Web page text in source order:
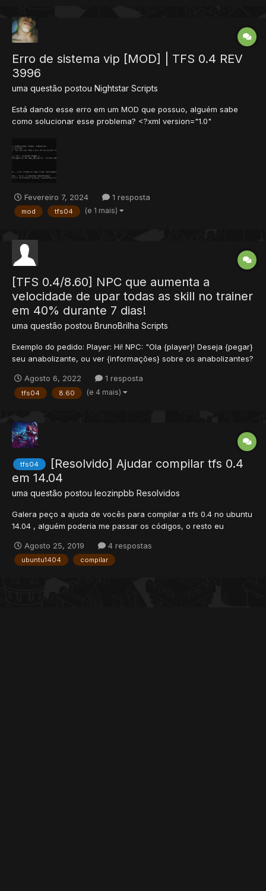
Erro de sistema vip [MOD] | TFS 0.4 REV
3996
uma questão postou Nightstar Scripts
Está dando esse erro em um MOD que possuo, alguém sabe
como solucionar esse problema? <?xml version="1.0"
author="Aco" contact="http://otland.net/members/acordion"
enabled="yes"> <!--- Information Vip Item = 10503 set action id
Fevereiro 7, 2024 1 resposta
mod tfs04 (e 1 mais)
[TFS 0.4/8.60] NPC que aumenta a
velocidade de upar todas as skill no trainer
em 40% durante 7 dias!
uma questão postou BrunoBrilha Scripts
Exemplo do pedido: Player: Hi! NPC: "Ola {player}! Deseja {pegar}
seu anabolizante, ou ver {informações} sobre os anabolizantes?
-- Receita e um item que será vendido no site -- Player: receita
NPC: A...
Agosto 6, 2022 1 resposta
tfs04 8.60 (e 4 mais)
tfs04
[Resolvido] Ajudar compilar tfs 0.4
em 14.04
uma questão postou leozinpbb Resolvidos
Galera peço a ajuda de vocês para compilar a tfs 0.4 no ubuntu
14.04 , alguém poderia me passar os códigos, o resto eu
Agosto 25, 2019
4 respostas
ubuntu1404 compilar